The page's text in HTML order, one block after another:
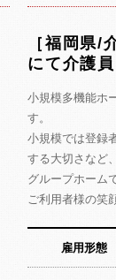
［福岡県/
にて介護員
小規模多機能ホ
す。
小規模では登録
する大切さなど
グループホーム
ご利用者様の笑
雇用形態